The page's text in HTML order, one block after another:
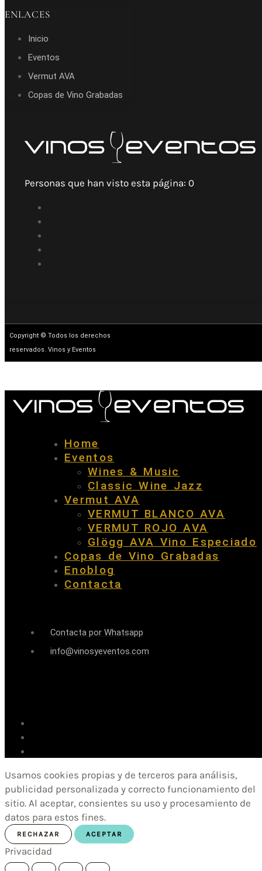
ENLACES
Inicio
Eventos
Vermut AVA
Copas de Vino Grabadas
Personas que han visto esta página: 0
Copyright © Todos los derechos
reservados. Vinos y Eventos
Home
Eventos
Wines & Music
Classic Wine Jazz
Vermut AVA
VERMUT BLANCO AVA
VERMUT ROJO AVA
Glögg AVA Vino Especiado
Copas de Vino Grabadas
Enoblog
Contacta
Contacta por Whatsapp
info@vinosyeventos.com
Usamos cookies propias y de terceros para análisis,
publicidad personalizada y correcto funcionamiento del
sitio. Al aceptar, consientes su uso y procesamiento de
datos para estos fines.
RECHAZAR ACEPTAR
Privacidad